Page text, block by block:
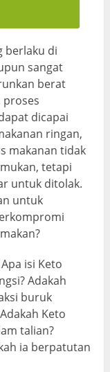
berlaku di
sangat
berat
dicapai
ringan,
makanan tidak
tetapi
untuk ditolak.
untuk
isi Keto
Adakah
buruk
Keto
talian?
ia berpatutan